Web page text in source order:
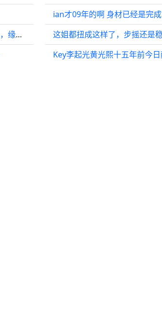
不是冲动，是复仇的终章——祖龙灭赵，缘起一口唾沫！
ian才09年的啊 身材已经是完
Key李起光黄光熙十五年前今